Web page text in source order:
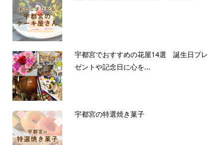
宇都宮でおすすめの花屋14選 誕生日プレ
ゼントや記念日に心を...
宇都宮の特選焼き菓子